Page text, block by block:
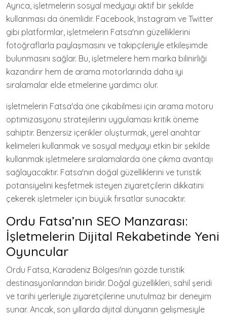
Ayrıca, işletmelerin sosyal medyayı aktif bir şekilde
kullanması da önemlidir. Facebook, Instagram ve Twitter
gibi platformlar, işletmelerin Fatsa'nın güzelliklerini
fotoğraflarla paylaşmasını ve takipçileriyle etkileşimde
bulunmasını sağlar. Bu, işletmelere hem marka bilinirliği
kazandırır hem de arama motorlarında daha iyi
sıralamalar elde etmelerine yardımcı olur.
işletmelerin Fatsa'da öne çıkabilmesi için arama motoru
optimizasyonu stratejilerini uygulaması kritik öneme
sahiptir. Benzersiz içerikler oluşturmak, yerel anahtar
kelimeleri kullanmak ve sosyal medyayı etkin bir şekilde
kullanmak işletmelere sıralamalarda öne çıkma avantajı
sağlayacaktır. Fatsa'nın doğal güzelliklerini ve turistik
potansiyelini keşfetmek isteyen ziyaretçilerin dikkatini
çekerek işletmeler için büyük fırsatlar sunacaktır.
Ordu Fatsa’nın SEO Manzarası:
İşletmelerin Dijital Rekabetinde Yeni
Oyuncular
Ordu Fatsa, Karadeniz Bölgesi'nin gözde turistik
destinasyonlarından biridir. Doğal güzellikleri, sahil şeridi
ve tarihi yerleriyle ziyaretçilerine unutulmaz bir deneyim
sunar. Ancak, son yıllarda dijital dünyanın gelişmesiyle